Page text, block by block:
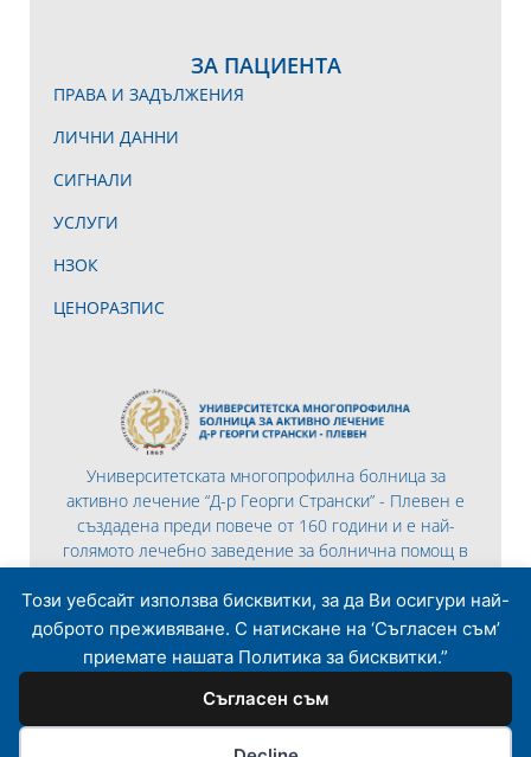
Този уебсайт използва бисквитки, за да Ви осигури най-
доброто преживяване. С натискане на ‘Съгласен съм’
приемате нашата Политика за бисквитки.”
Съгласен съм
Университетската многопрофилна болница за
активно лечение “Д-р Георги Странски” - Плевен е
създадена преди повече от 160 години и е най-
голямото лечебно заведение за болнична помощ в
Северна България.
ЗА ПАЦИЕНТА
ПРАВА И ЗАДЪЛЖЕНИЯ
ЛИЧНИ ДАННИ
СИГНАЛИ
УСЛУГИ
НЗОК
ЦЕНОРАЗПИС
© 2026 Всички права запазени | Разработено то